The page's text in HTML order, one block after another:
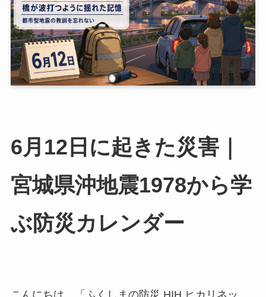
6月12日に起きた災害｜
宮城県沖地震1978から学
ぶ防災カレンダー
こんにちは。「ふくしまの防災 HIH ヒカリネッ